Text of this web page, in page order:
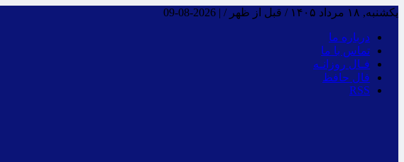
یکشنبه, ۱۸ مرداد ۱۴۰۵ / قبل از ظهر / |
2026-08-09
درباره ما
تماس با ما
فـال روزانـه
فال حافظ
RSS